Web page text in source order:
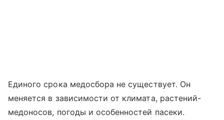
Единого срока медосбора не существует. Он
меняется в зависимости от климата, растений-
медоносов, погоды и особенностей пасеки.